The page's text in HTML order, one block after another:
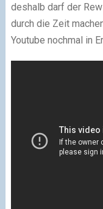
deshalb darf der
durch die Zeit
Youtube nochmal in